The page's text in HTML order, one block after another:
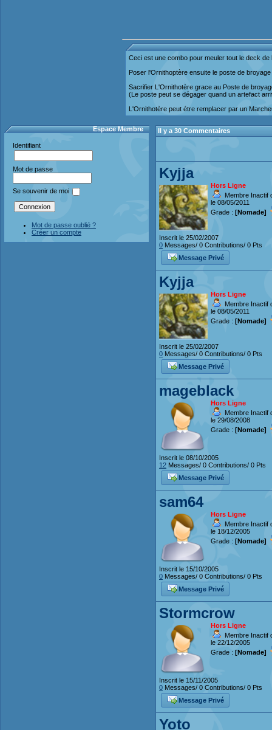
Ceci est une combo pour meuler tout le deck
Poser l'Ornithoptère ensuite le poste de
Sacrifier L'Ornithotère grace au Poste de
(Le poste peut se dégager quand un artefact
L'Ornithotère peut étre remplacer par un
Espace Membre
Identifiant
Mot de passe
Se souvenir de moi
Mot de passe oublié ?
Créer un compte
Il y a 30 Commentaires
Kyjja
Hors Ligne
Membre Inactif
le 08/05/2011
Grade : [Nomade]
Inscrit le 25/02/2007
0 Messages/ 0 Contributions/ 0 Pts
Message Privé
Kyjja
Hors Ligne
Membre Inactif
le 08/05/2011
Grade : [Nomade]
Inscrit le 25/02/2007
0 Messages/ 0 Contributions/ 0 Pts
Message Privé
mageblack
Hors Ligne
Membre Inactif
le 29/08/2008
Grade : [Nomade]
Inscrit le 08/10/2005
12 Messages/ 0 Contributions/ 0 Pts
Message Privé
sam64
Hors Ligne
Membre Inactif
le 18/12/2005
Grade : [Nomade]
Inscrit le 15/10/2005
0 Messages/ 0 Contributions/ 0 Pts
Message Privé
Stormcrow
Hors Ligne
Membre Inactif
le 22/12/2005
Grade : [Nomade]
Inscrit le 15/11/2005
0 Messages/ 0 Contributions/ 0 Pts
Message Privé
Yoto